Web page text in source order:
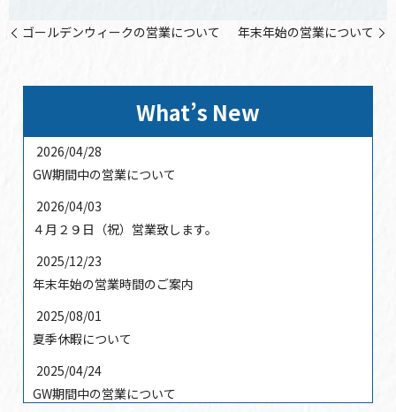
ゴールデンウィークの営業について 年末年始の営業について
What’s New
2026/04/28
GW期間中の営業について
2026/04/03
４月２９日（祝）営業致します。
2025/12/23
年末年始の営業時間のご案内
2025/08/01
夏季休暇について
2025/04/24
GW期間中の営業について